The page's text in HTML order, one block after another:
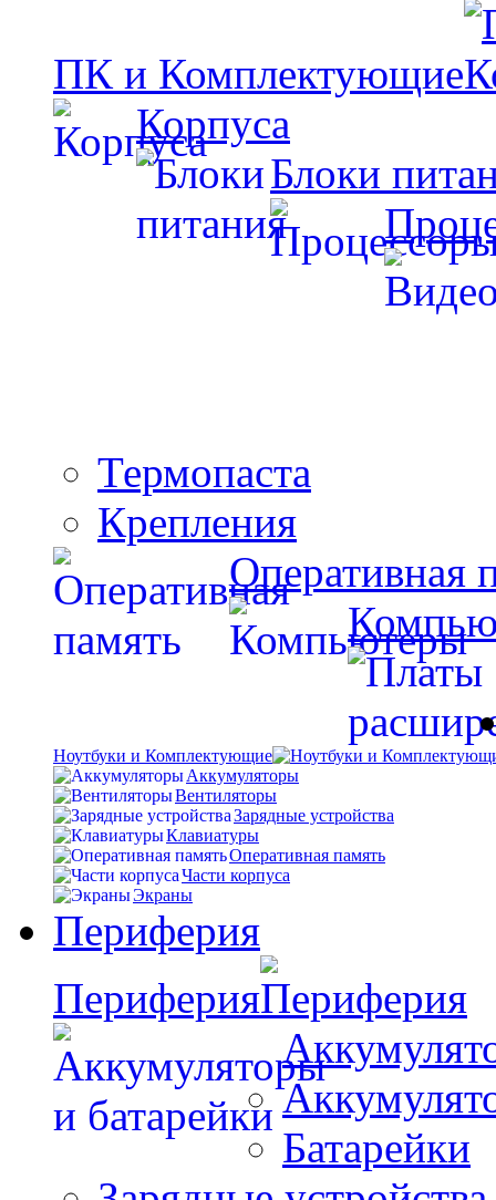
ПК и Комплектующие
Корпуса
Блоки
Термопаста
Крепления
Оперативная
Ноутбуки и Комплектующие
Аккумуляторы
Вентиляторы
Зарядные устройства
Клавиатуры
Оперативная память
Части корпуса
Экраны
Периферия
Периферия
Батарейки